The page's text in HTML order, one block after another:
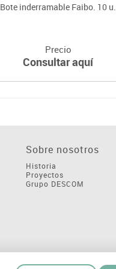
Bote inderramable Faibo. 10 u.
Precio
Consultar aquí
Sobre nosotros
Historia
Proyectos
Grupo DESCOM